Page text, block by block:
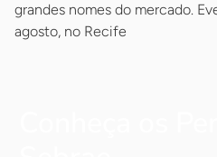
grandes nomes do mercado.
agosto, no Recife